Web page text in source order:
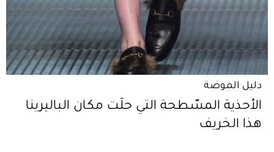
دليل الموضة
الأحذية المسّطحة التي حلّت مكان الباليرينا
هذا الخريف